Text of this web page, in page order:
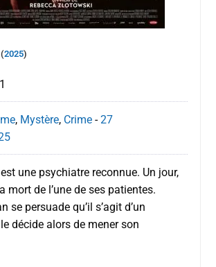
(2025)
, Mystère, Crime -27
une psychiatre reconnue. Un jour,
mort de l’une de ses patientes.
se persuade qu’il s’agit d’un
décide alors de mener son